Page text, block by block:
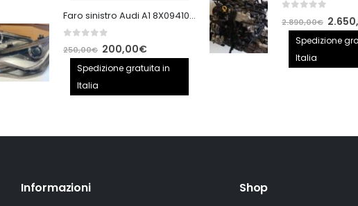
140,00€. 100,00€.
Faro sinistro Audi A1 8X0941005
250,00€ Il
prezzo
200,00€Il
prezzo
Spedizione gratuita in
Italia
2.890,00€ Il
prezzo
Spedizione
Italia
Informazioni Shop